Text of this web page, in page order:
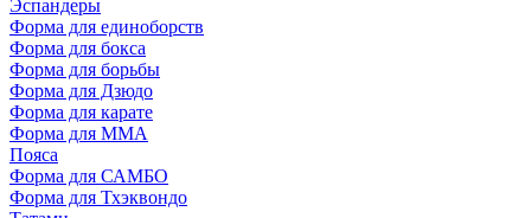
Эспандеры
Форма для единоборств
Форма для бокса
Форма для борьбы
Форма для Дзюдо
Форма для карате
Форма для MMA
Пояса
Форма для САМБО
Форма для Тхэквондо